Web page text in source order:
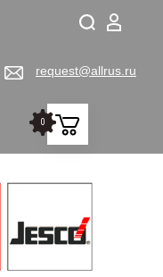
request@allrus.ru
0